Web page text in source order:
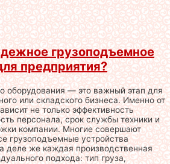
грузоподъемное
предприятия?
оборудования — это важный этап для
или складского бизнеса. Именно от
не только эффективность
персонала, срок службы техники и
компании. Многие совершают
грузоподъемные устройства
деле же каждая производственная
подхода: тип груза,